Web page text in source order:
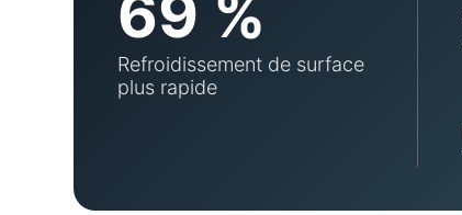
69 %
Refroidissement de surface
plus rapide